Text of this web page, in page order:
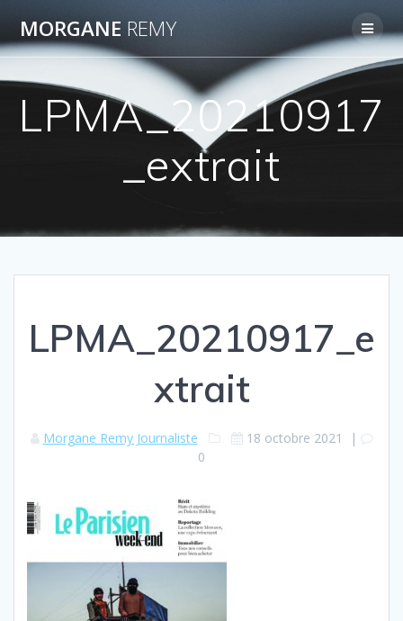
MORGANE REMY
LPMA_20210917
_extrait
LPMA_20210917_e
xtrait
Morgane Remy Journaliste 18 octobre 2021
|
0